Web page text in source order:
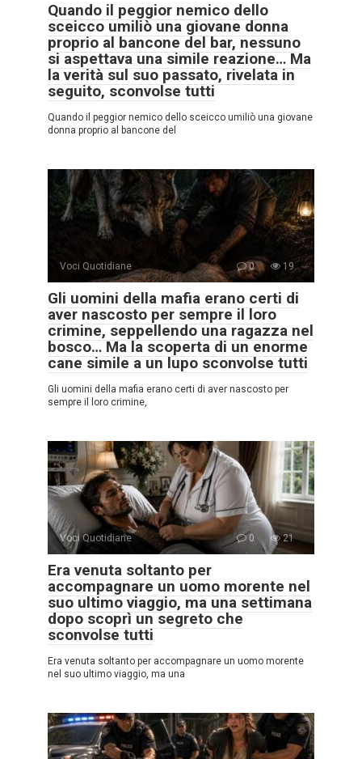
Quando il peggior nemico dello
sceicco umiliò una giovane donna
proprio al bancone del bar, nessuno
si aspettava una simile reazione… Ma
la verità sul suo passato, rivelata in
seguito, sconvolse tutti
Quando il peggior nemico dello sceicco umiliò una giovane
donna proprio al bancone del
Voci Quotidiane 0 19
Gli uomini della mafia erano certi di
aver nascosto per sempre il loro
crimine, seppellendo una ragazza nel
bosco… Ma la scoperta di un enorme
cane simile a un lupo sconvolse tutti
Gli uomini della mafia erano certi di aver nascosto per
sempre il loro crimine,
Voci Quotidiane 0 21
Era venuta soltanto per
accompagnare un uomo morente nel
suo ultimo viaggio, ma una settimana
dopo scoprì un segreto che
sconvolse tutti
Era venuta soltanto per accompagnare un uomo morente
nel suo ultimo viaggio, ma una